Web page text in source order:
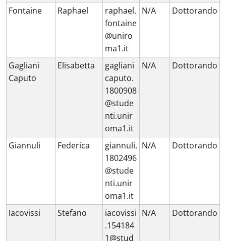
Fontaine Raphael
raphael.
fontaine
@uniro
ma1.it
N/A Dottorando
Gagliani
Caputo
Elisabetta
gagliani
caputo.
1800908
@stude
nti.unir
oma1.it
N/A Dottorando
Giannuli Federica
giannuli.
1802496
@stude
nti.unir
oma1.it
N/A Dottorando
Iacovissi Stefano
iacovissi
.154184
1@stud
N/A Dottorando